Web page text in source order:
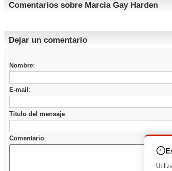
Comentarios sobre Marcia Gay Harden
Dejar un comentario
Nombre:
E-mail :
Titulo del mensaje:
Comentario: